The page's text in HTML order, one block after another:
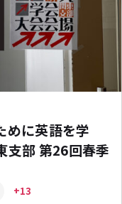
めに英語を学
部 第26回春季
+13